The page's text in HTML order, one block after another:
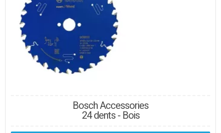
Bosch Accessories
24 dents - Bois